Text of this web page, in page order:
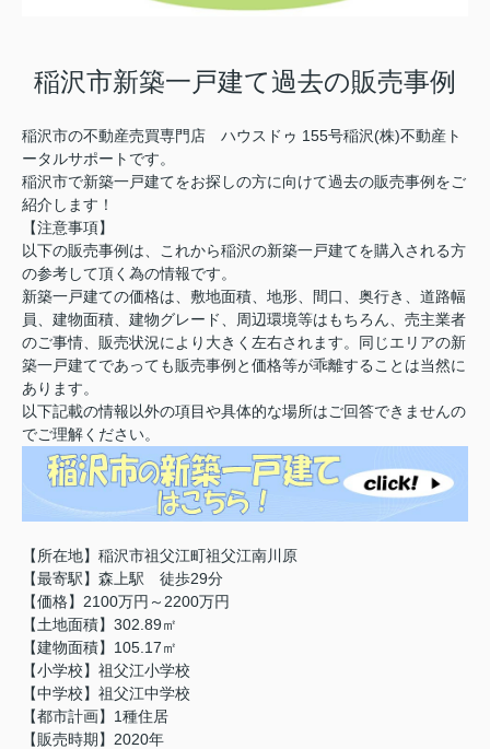
稲沢市新築一戸建て過去の販売事例
稲沢市の不動産売買専門店 ハウスドゥ 155号稲沢(株)不動産ト
ータルサポートです。
稲沢市で新築一戸建てをお探しの方に向けて過去の販売事例をご
紹介します！
【注意事項】
以下の販売事例は、これから稲沢の新築一戸建てを購入される方
の参考して頂く為の情報です。
新築一戸建ての価格は、敷地面積、地形、間口、奥行き、道路幅
員、建物面積、建物グレード、周辺環境等はもちろん、売主業者
のご事情、販売状況により大きく左右されます。同じエリアの新
築一戸建てであっても販売事例と価格等が乖離することは当然に
あります。
以下記載の情報以外の項目や具体的な場所はご回答できませんの
でご理解ください。
【所在地】稲沢市祖父江町祖父江南川原
【最寄駅】森上駅 徒歩29分
【価格】2100万円～2200万円
【土地面積】302.89㎡
【建物面積】105.17㎡
【小学校】祖父江小学校
【中学校】祖父江中学校
【都市計画】1種住居
【販売時期】2020年